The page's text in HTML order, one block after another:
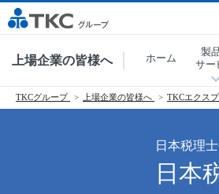
上場企業の皆様へ ホーム
製
サー
TKCグループ 上場企業の皆様へ TKCエクス
日本税理
日本